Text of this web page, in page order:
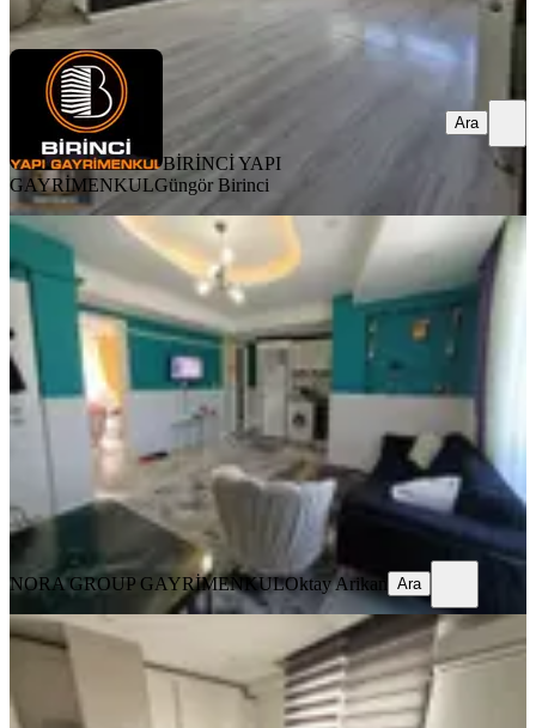
Ara
BİRİNCİ YAPI
GAYRİMENKULGüngör Birinci
Ara
YENİ
Nora'dan Devlet Hastanesi Karşısında
Geniş Salonlu, Kombili, Klimalı,
Balkonlu 1+1 Lüks Apart
Merkezefendi, Sırakapılar Mahallesi
1+1·60 m² ·3. Kat·06.08.2026
NORA GROUP GAYRİMENKULOktay Arikan
NORA GROUP GAYRİMENKULOktay Arikan Ara
YENİ
Karahasanlı Mahallesinde 1+1 Full
Eşyalı Bahçeli Kiralık Apart
Merkezefendi, Karahasanlı Mahallesi